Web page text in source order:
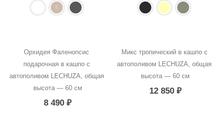
Орхидея Фаленопсис
подарочная в кашпо с
автополивом LECHUZA, общая
высота — 60 см
8 490 ₽
Микс тропический в кашпо с
автополивом LECHUZA, общая
высота — 60 см
12 850 ₽